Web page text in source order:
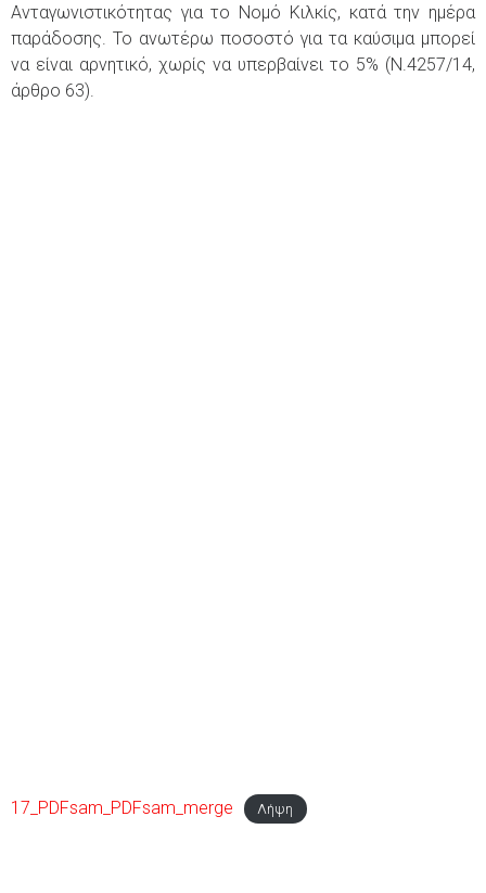
Ανταγωνιστικότητας για το Νομό Κιλκίς, κατά την ημέρα
παράδοσης. Το ανωτέρω ποσοστό για τα καύσιμα μπορεί
να είναι αρνητικό, χωρίς να υπερβαίνει το 5% (Ν.4257/14,
άρθρο 63).
17_PDFsam_PDFsam_merge Λήψη